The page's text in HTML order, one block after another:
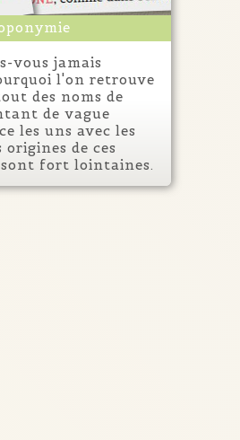
vous jamais
l'on retrouve
des noms de
de vague
les uns avec les
origines de ces
sont fort lointaines.